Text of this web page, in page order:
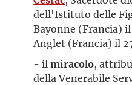
dell'Istituto delle
Bayonne (Francia)
Anglet (Francia) il
- il miracolo,
della Venerabile